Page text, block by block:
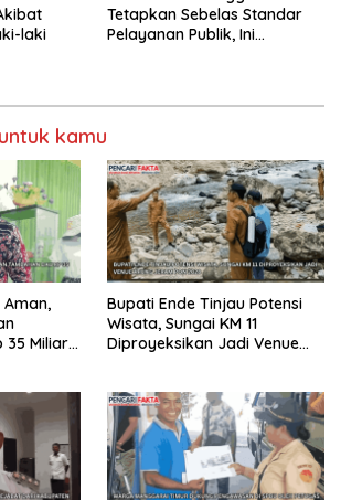
laki
Tetapkan Sebelas Standar
Pelayanan Publik, Ini
kamu
Aman,
35 Miliar
Bupati Ende Tinjau Potensi
Wisata, Sungai KM 11
Diproyeksikan Jadi Venue